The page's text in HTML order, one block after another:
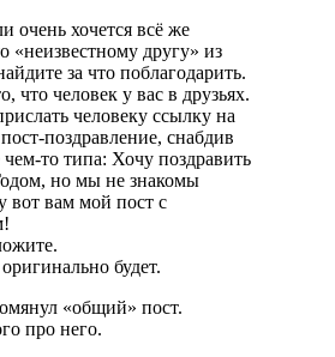
очень хочется всё же
«неизвестному другу» из
за что поблагодарить.
что человек у вас в друзьях.
человеку ссылку на
поздравление, снабдив
то типа: Хочу поздравить
но мы не знакомы
вот вам мой пост с
будет.
«общий» пост.
про него.